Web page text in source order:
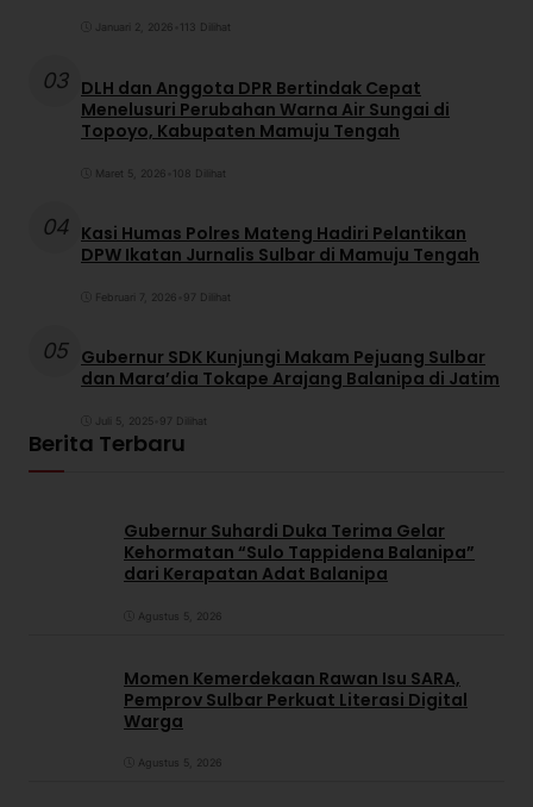
Januari 2, 2026 113 Dilihat
03 DLH dan Anggota DPR Bertindak Cepat
Menelusuri Perubahan Warna Air Sungai di
Topoyo, Kabupaten Mamuju Tengah
Maret 5, 2026 108 Dilihat
04 Kasi Humas Polres Mateng Hadiri Pelantikan
DPW Ikatan Jurnalis Sulbar di Mamuju Tengah
Februari 7, 2026 97 Dilihat
05 Gubernur SDK Kunjungi Makam Pejuang Sulbar
dan Mara’dia Tokape Arajang Balanipa di Jatim
Juli 5, 2025 97 Dilihat
Berita Terbaru
Gubernur Suhardi Duka Terima Gelar
Kehormatan “Sulo Tappidena Balanipa”
dari Kerapatan Adat Balanipa
Agustus 5, 2026
Momen Kemerdekaan Rawan Isu SARA,
Pemprov Sulbar Perkuat Literasi Digital
Warga
Agustus 5, 2026